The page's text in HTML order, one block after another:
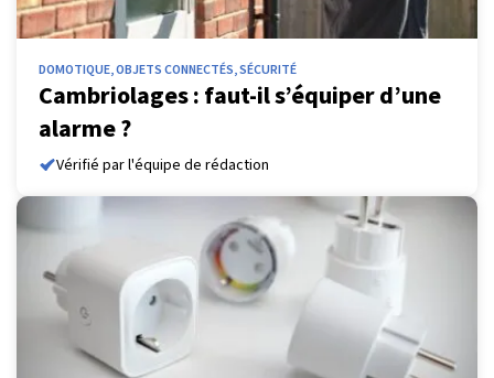
DOMOTIQUE, OBJETS CONNECTÉS, SÉCURITÉ
Cambriolages : faut-il s’équiper d’une
alarme ?
Vérifié par l'équipe de rédaction